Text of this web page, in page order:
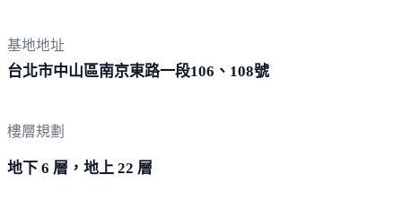
基地地址
台北市中山區南京東路一段106、 108號
樓層規劃
地下 6 層，地上 22 層